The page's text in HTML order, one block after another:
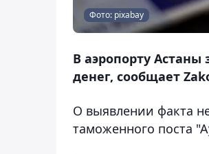
Фото: pixabay
В аэропорту
денег, сообщает
О выявлении факта
таможенного поста